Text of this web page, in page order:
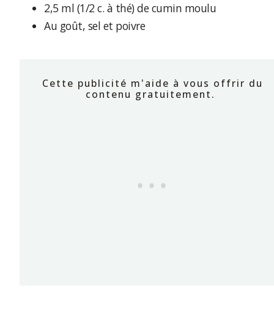
2,5 ml (1/2 c. à thé) de cumin moulu
Au goût, sel et poivre